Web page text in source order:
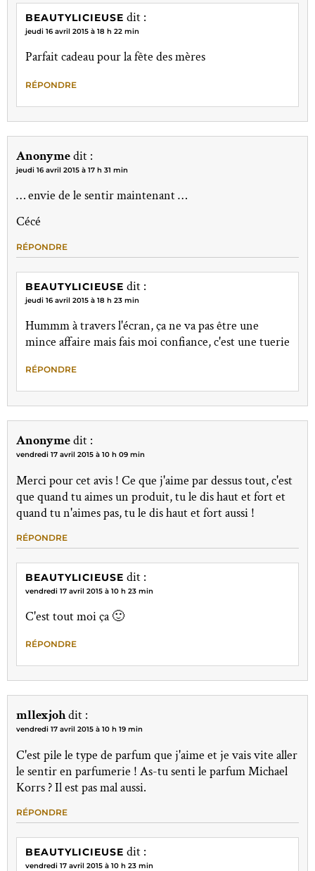
BEAUTYLICIEUSE dit :
jeudi 16 avril 2015 à 18 h 22 min
Parfait cadeau pour la fête des mères
RÉPONDRE
Anonymedit :
jeudi 16 avril 2015 à 17 h 31 min
… envie de le sentir maintenant …
Cécé
RÉPONDRE
BEAUTYLICIEUSE dit :
jeudi 16 avril 2015 à 18 h 23 min
Hummm à travers l'écran, ça ne va pas être une
mince affaire mais fais moi confiance, c'est une tuerie
RÉPONDRE
Anonymedit :
vendredi 17 avril 2015 à 10 h 09 min
Merci pour cet avis ! Ce que j'aime par dessus tout, c'est
que quand tu aimes un produit, tu le dis haut et fort et
quand tu n'aimes pas, tu le dis haut et fort aussi !
RÉPONDRE
BEAUTYLICIEUSE dit :
vendredi 17 avril 2015 à 10 h 23 min
C'est tout moi ça 🙂
RÉPONDRE
mllexjohdit :
vendredi 17 avril 2015 à 10 h 19 min
C'est pile le type de parfum que j'aime et je vais vite aller
le sentir en parfumerie ! As-tu senti le parfum Michael
Korrs ? Il est pas mal aussi.
RÉPONDRE
BEAUTYLICIEUSE dit :
vendredi 17 avril 2015 à 10 h 23 min